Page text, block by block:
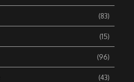
(83)
(15)
(96)
(43)